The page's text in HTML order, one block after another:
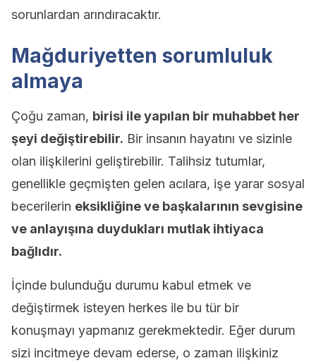
sorunlardan arındıracaktır.
Mağduriyetten sorumluluk
almaya
Çoğu zaman, birisi ile yapılan bir muhabbet her
şeyi değiştirebilir. Bir insanın hayatını ve sizinle
olan ilişkilerini geliştirebilir. Talihsiz tutumlar,
genellikle geçmişten gelen acılara, işe yarar sosyal
becerilerin eksikliğine ve başkalarının sevgisine
ve anlayışına duydukları mutlak ihtiyaca
bağlıdır.
İçinde bulunduğu durumu kabul etmek ve
değiştirmek isteyen herkes ile bu tür bir
konuşmayı yapmanız gerekmektedir. Eğer durum
sizi incitmeye devam ederse, o zaman ilişkiniz